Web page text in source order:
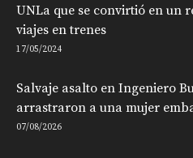
UNLa que se convirtió en un
viajes en trenes
17/05/2024
Salvaje asalto en Ingeniero
arrastraron a una mujer
07/08/2026